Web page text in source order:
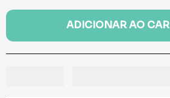
ADICIONAR AO